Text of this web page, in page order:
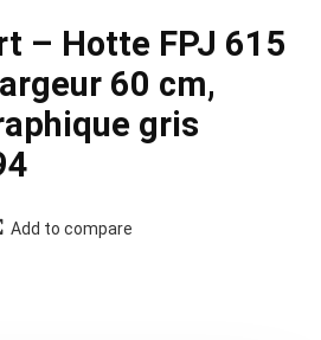
– Hotte FPJ 615
60 cm,
gris
Add to compare